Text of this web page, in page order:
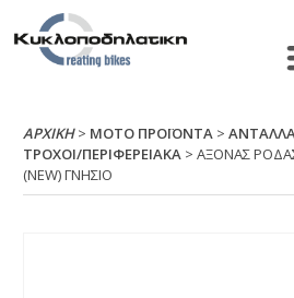
ΑΡΧΙΚΉ> ΜΟΤΟ ΠΡΟΪΟΝΤΑ >
ΤΡΟΧΟΙ/ΠΕΡΙΦΕΡΕΙΑΚΑ > ΑΞΟΝΑΣ
(ΝΕW) ΓΝΗΣΙΟ